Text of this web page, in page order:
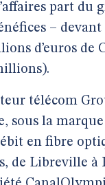
part du
–
d’euros de
télécom
sous la marque
en fibre
de Libreville à